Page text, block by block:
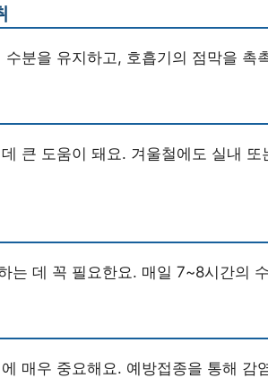
분을 유지하고, 호흡기의 점막을 촉
큰 도움이 돼요. 겨울철에도 실내
는 데 꼭 필요한요. 매일 7~8시간의
매우 중요해요. 예방접종을 통해 감